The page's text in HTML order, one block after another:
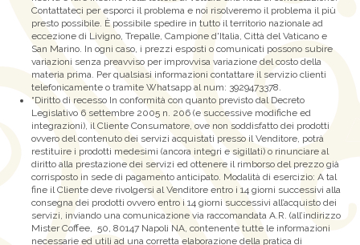
Contattateci per esporci il problema e noi risolveremo il problema il più
presto possibile. È possibile spedire in tutto il territorio nazionale ad
eccezione di Livigno, Trepalle, Campione d'Italia, Città del Vaticano e
San Marino. In ogni caso, i prezzi esposti o comunicati possono subire
variazioni senza preavviso per improvvisa variazione del costo della
materia prima. Per qualsiasi informazioni contattare il servizio clienti
telefonicamente o tramite Whatsapp al num: 3929473378.
“Diritto di recesso In conformità con quanto previsto dal Decreto
Legislativo 6 settembre 2005 n. 206 (e successive modifiche ed
integrazioni), il Cliente Consumatore, ove non soddisfatto dei prodotti
ovvero del contenuto dei servizi acquistati presso il Venditore, potrà
restituire i prodotti medesimi (ancora integri e sigillati) o rinunciare al
diritto alla prestazione dei servizi ed ottenere il rimborso del prezzo già
corrisposto in sede di pagamento anticipato. Modalità di esercizio: A tal
fine il Cliente deve rivolgersi al Venditore entro i 14 giorni successivi alla
consegna dei prodotti ovvero entro i 14 giorni successivi all’acquisto dei
servizi, inviando una comunicazione via raccomandata A.R. (all’indirizzo
Mister Coffee, 50, 80147 Napoli NA, contenente tutte le informazioni
necessarie ed utili ad una corretta elaborazione della pratica di